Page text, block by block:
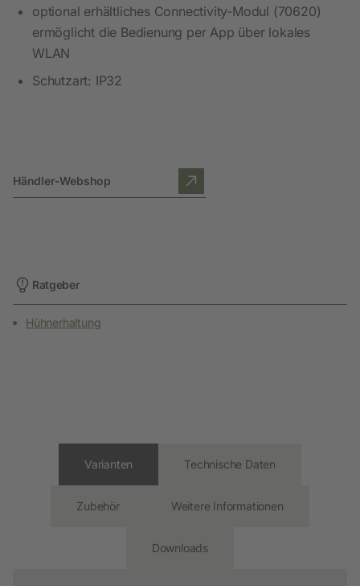
optional erhältliches Connectivity-Modul (70620)
ermöglicht die Bedienung per App über lokales
WLAN
Schutzart: IP32
Händler-Webshop
Ratgeber
Hühnerhaltung
Varianten Technische Daten
Zubehör Weitere Informationen
Downloads